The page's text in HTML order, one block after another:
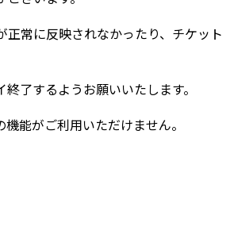
常に反映されなかったり、チケット
了するようお願いいたします。
能がご利用いただけません。